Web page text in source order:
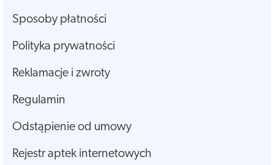
Sposoby płatności
Polityka prywatności
Reklamacje i zwroty
Regulamin
Odstąpienie od umowy
Rejestr aptek internetowych